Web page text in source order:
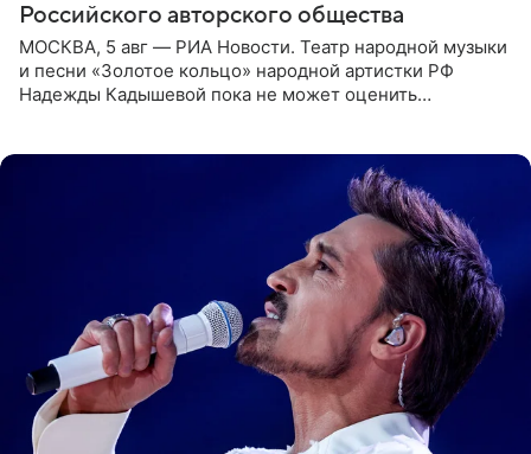
Российского авторского общества
МОСКВА, 5 авг — РИА Новости. Театр народной музыки
и песни «Золотое кольцо» народной артистки РФ
Надежды Кадышевой пока не может оценить